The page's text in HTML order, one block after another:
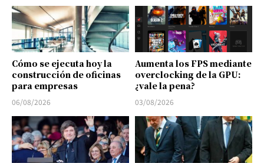
Cómo se ejecuta hoy la
construcción de oficinas
para empresas
06/08/2026
Aumenta los FPS mediante
overclocking de la GPU:
¿vale la pena?
03/08/2026